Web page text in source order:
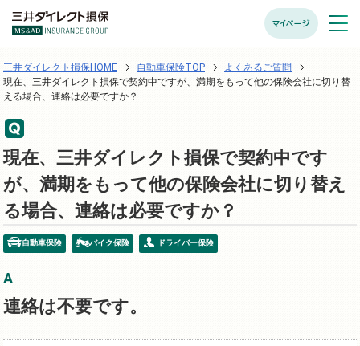
マイページ メニュ
開く
三井ダイレクト損保HOME 自動車保険TOP
よくあるご質問
現在、三井ダイレクト損保で契約中ですが、満期をもって他の保険会社に切り替
える場合、連絡は必要ですか？
現在、三井ダイレクト損保で契約中です
が、満期をもって他の保険会社に切り替え
る場合、連絡は必要ですか？
自動車保険 バイク保険 ドライバー保険
連絡は不要です。